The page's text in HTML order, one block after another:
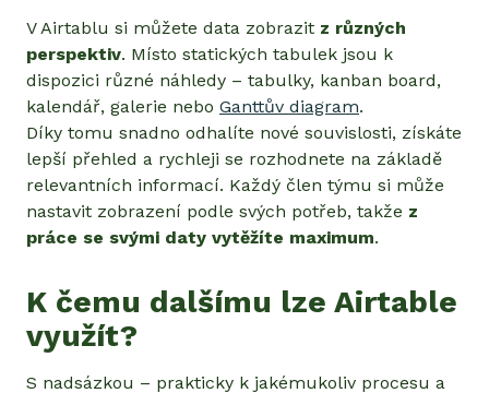
V Airtablu si můžete data zobrazit z různých
perspektiv. Místo statických tabulek jsou k
dispozici různé náhledy – tabulky, kanban board,
kalendář, galerie nebo Ganttův diagram.
Díky tomu snadno odhalíte nové souvislosti, získáte
lepší přehled a rychleji se rozhodnete na základě
relevantních informací. Každý člen týmu si může
nastavit zobrazení podle svých potřeb, takže z
práce se svými daty vytěžíte maximum.
K čemu dalšímu lze Airtable
využít?
S nadsázkou – prakticky k jakémukoliv procesu a